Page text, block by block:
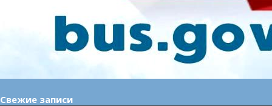
Свежие записи